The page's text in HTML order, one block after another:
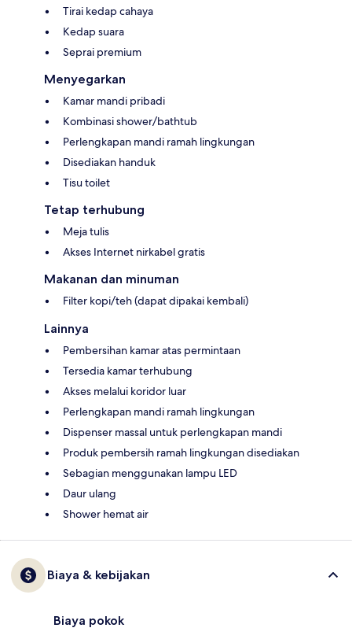
Tirai kedap cahaya
Kedap suara
Seprai premium
Menyegarkan
Kamar mandi pribadi
Kombinasi shower/bathtub
Perlengkapan mandi ramah lingkungan
Disediakan handuk
Tisu toilet
Tetap terhubung
Meja tulis
Akses Internet nirkabel gratis
Makanan dan minuman
Filter kopi/teh (dapat dipakai kembali)
Lainnya
Pembersihan kamar atas permintaan
Tersedia kamar terhubung
Akses melalui koridor luar
Perlengkapan mandi ramah lingkungan
Dispenser massal untuk perlengkapan mandi
Produk pembersih ramah lingkungan disediakan
Sebagian menggunakan lampu LED
Daur ulang
Shower hemat air
Biaya & kebijakan
Biaya pokok